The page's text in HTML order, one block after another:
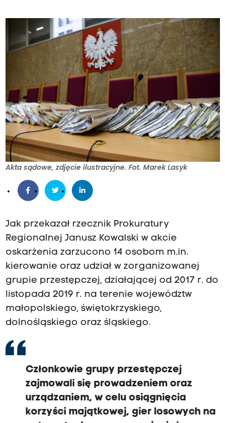
Akta sądowe, zdjęcie ilustracyjne. Fot. Marek Lasyk
Jak przekazał rzecznik Prokuratury
Regionalnej Janusz Kowalski w akcie
oskarżenia zarzucono 14 osobom m.in.
kierowanie oraz udział w zorganizowanej
grupie przestępczej, działającej od 2017 r. do
listopada 2019 r. na terenie województw
małopolskiego, świętokrzyskiego,
dolnośląskiego oraz śląskiego.
Członkowie grupy przestępczej
zajmowali się prowadzeniem oraz
urządzaniem, w celu osiągnięcia
korzyści majątkowej, gier losowych na